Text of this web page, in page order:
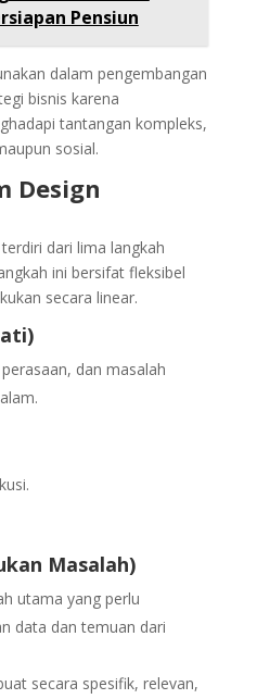
Pensiun
dalam pengembangan
bisnis karena
tantangan kompleks,
sosial.
Design
dari lima langkah
ini bersifat fleksibel
secara linear.
dan masalah
Masalah)
utama yang perlu
data dan temuan dari
secara spesifik, relevan,